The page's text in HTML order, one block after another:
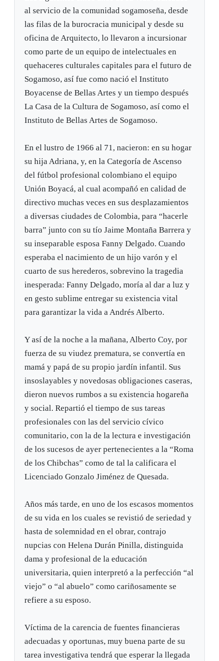
al servicio de la comunidad sogamoseña, desde
las filas de la burocracia municipal y desde su
oficina de Arquitecto, lo llevaron a incursionar
como parte de un equipo de intelectuales en
quehaceres culturales capitales para el futuro de
Sogamoso, así fue como nació el Instituto
Boyacense de Bellas Artes y un tiempo después
La Casa de la Cultura de Sogamoso, así como el
Instituto de Bellas Artes de Sogamoso.
En el lustro de 1966 al 71, nacieron: en su hogar
su hija Adriana, y, en la Categoría de Ascenso
del fútbol profesional colombiano el equipo
Unión Boyacá, al cual acompañó en calidad de
directivo muchas veces en sus desplazamientos
a diversas ciudades de Colombia, para “hacerle
barra” junto con su tío Jaime Montaña Barrera y
su inseparable esposa Fanny Delgado. Cuando
esperaba el nacimiento de un hijo varón y el
cuarto de sus herederos, sobrevino la tragedia
inesperada: Fanny Delgado, moría al dar a luz y
en gesto sublime entregar su existencia vital
para garantizar la vida a Andrés Alberto.
Y así de la noche a la mañana, Alberto Coy, por
fuerza de su viudez prematura, se convertía en
mamá y papá de su propio jardín infantil. Sus
insoslayables y novedosas obligaciones caseras,
dieron nuevos rumbos a su existencia hogareña
y social. Repartió el tiempo de sus tareas
profesionales con las del servicio cívico
comunitario, con la de la lectura e investigación
de los sucesos de ayer pertenecientes a la “Roma
de los Chibchas” como de tal la calificara el
Licenciado Gonzalo Jiménez de Quesada.
Años más tarde, en uno de los escasos momentos
de su vida en los cuales se revistió de seriedad y
hasta de solemnidad en el obrar, contrajo
nupcias con Helena Durán Pinilla, distinguida
dama y profesional de la educación
universitaria, quien interpretó a la perfección “al
viejo” o “al abuelo” como cariñosamente se
refiere a su esposo.
Víctima de la carencia de fuentes financieras
adecuadas y oportunas, muy buena parte de su
tarea investigativa tendrá que esperar la llegada